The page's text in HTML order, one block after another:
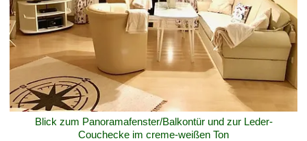
Blick zum Panoramafenster/Balkontür und zur Leder-
Couchecke im creme-weißen Ton